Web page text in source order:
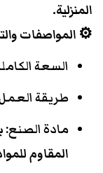
المنزلية.
⚙️ المواصفات
السعة
طريقة
مادة الصنع:
المقاوم